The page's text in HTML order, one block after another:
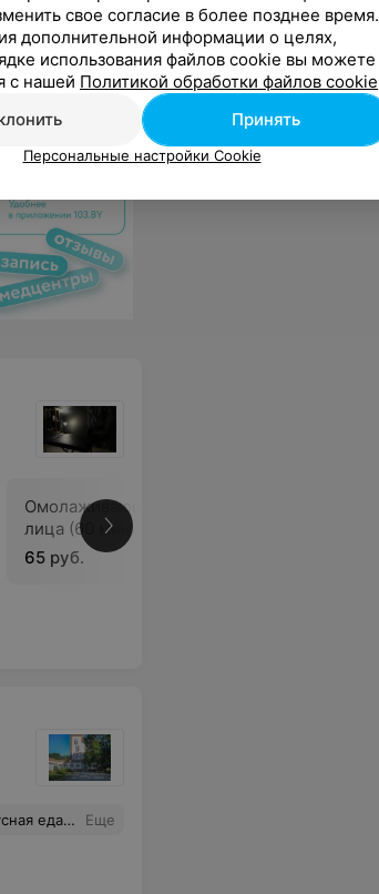
проживание на годовщину свадьбы. Восторг! Еще
Омолаживающий массаж
лица (60 мин.)
65 руб.
отдых! Еще
свое согласие в более позднее время.
дополнительной информации о целях,
использования файлов cookie вы можете
с нашей Политикой обработки файлов cookie
Принять
Персональные настройки Cookie